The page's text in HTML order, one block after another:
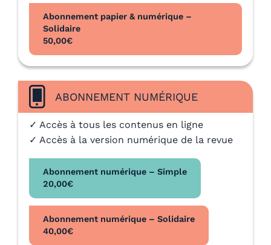
Abonnement papier & numérique –
Solidaire
50,00€
ABONNEMENT NUMÉRIQUE
✓ Accès à tous les contenus en ligne
✓ Accès à la version numérique de la revue
Abonnement numérique – Simple
20,00€
Abonnement numérique – Solidaire
40,00€